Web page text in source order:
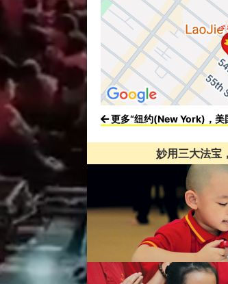
更多“纽约(New York)，
妙用三大法宝